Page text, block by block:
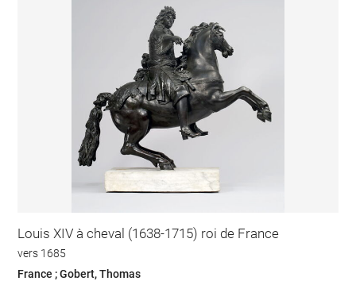
Louis XIV à cheval (1638-1715) roi de France
vers 1685
France ; Gobert, Thomas